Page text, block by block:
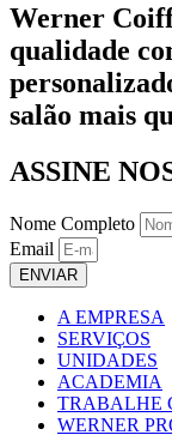
Werner
qualidade
salão mais
ASSINE
Nome Completo
Email
ENVIAR
A EMPRESA
SERVIÇOS
UNIDADES
ACADEMIA
TRABALHE
WERNER